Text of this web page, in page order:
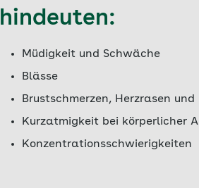
hindeuten:
Müdigkeit und Schwäche
Blässe
Brustschmerzen, Herzrasen
Kurzatmigkeit bei körperlicher
Konzentrationsschwierigkeiten